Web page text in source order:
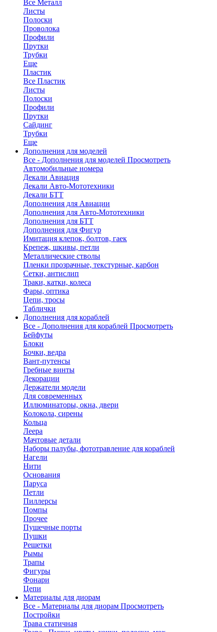
Все Металл
Листы
Полоски
Проволока
Профили
Прутки
Трубки
Еще
Пластик
Все Пластик
Листы
Полоски
Профили
Прутки
Сайдинг
Трубки
Еще
Дополнения для моделей
Все - Дополнения для моделей Просмотреть
Автомобильные номера
Декали Авиация
Декали Авто-Мототехники
Декали БТТ
Дополнения для Авиации
Дополнения для Авто-Мототехники
Дополнения для БТТ
Дополнения для Фигур
Имитация клепок, болтов, гаек
Крепеж, шкивы, петли
Металлические стволы
Пленки прозрачные, текстурные, карбон
Сетки, антислип
Траки, катки, колеса
Фары, оптика
Цепи, тросы
Таблички
Дополнения для кораблей
Все - Дополнения для кораблей Просмотреть
Бейфуты
Блоки
Бочки, ведра
Вант-путенсы
Гребные винты
Декорации
Держатели модели
Для современных
Иллюминаторы, окна, двери
Колокола, сирены
Кольца
Леера
Мачтовые детали
Наборы палубы, фототравление для кораблей
Нагели
Нити
Основания
Паруса
Петли
Пиллерсы
Помпы
Прочее
Пушечные порты
Пушки
Решетки
Рымы
Трапы
Фигуры
Фонари
Цепи
Материалы для диорам
Все - Материалы для диорам Просмотреть
Постройки
Трава статичная